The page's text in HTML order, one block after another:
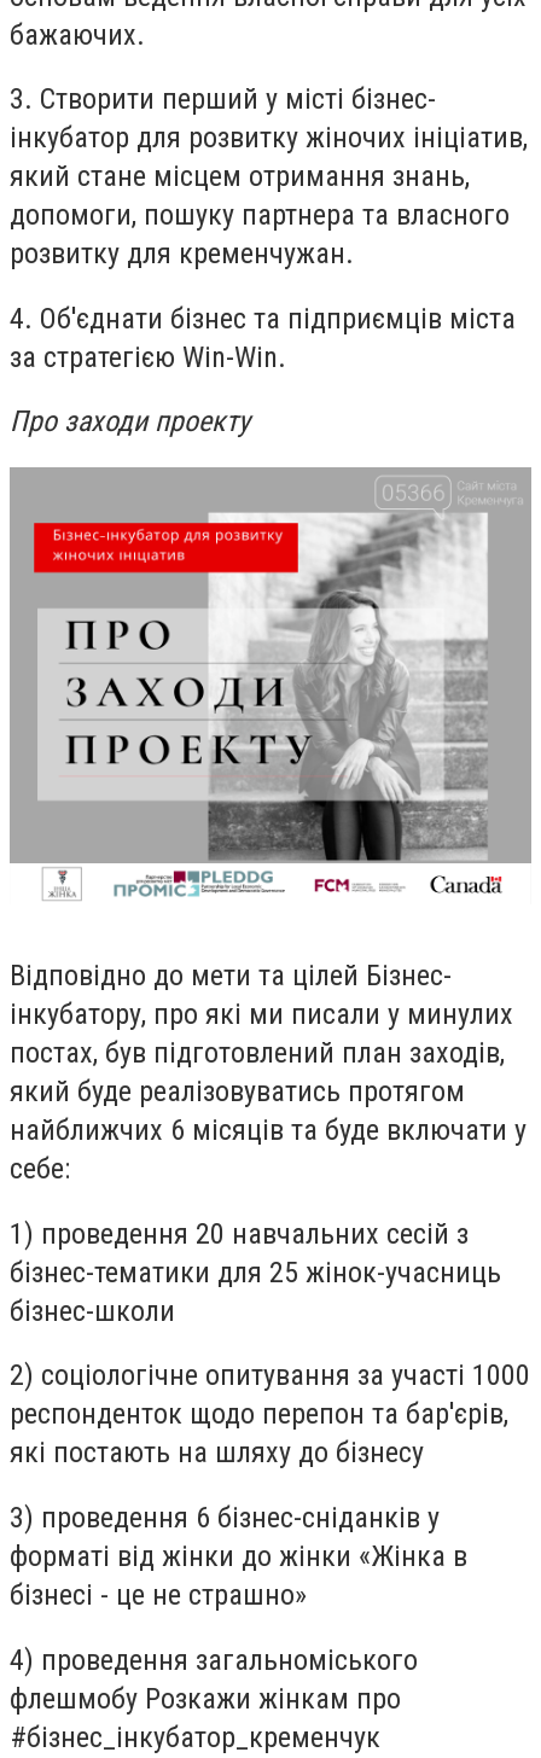
бажаючих.
3. Створити перший у місті бізнес-
інкубатор для розвитку жіночих ініціатив,
який стане місцем отримання знань,
допомоги, пошуку партнера та власного
розвитку для кременчужан.
4. Об'єднати бізнес та підприємців міста
за стратегією Win-Win.
Про заходипроекту
Відповідно до мети та цілей Бізнес-
інкубатору, про які ми писали у минулих
постах, був підготовлений план заходів,
який буде реалізовуватись протягом
найближчих 6 місяців та буде включати у
себе:
1) проведення 20 навчальних сесій з
бізнес-тематики для 25 жінок-учасниць
бізнес-школи
2) соціологічне опитування за участі 1000
респонденток щодо перепон та бар'єрів,
які постають на шляху до бізнесу
3) проведення 6 бізнес-сніданків у
форматі від жінки до жінки «Жінка в
бізнесі - це не страшно»
4) проведення загальноміського
флешмобу Розкажи жінкам про
#бізнес_інкубатор_кременчук